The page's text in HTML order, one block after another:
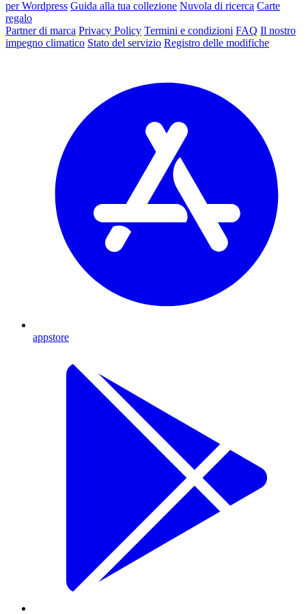
per Wordpress Guida alla tua collezione Nuvola di ricerca Carte
regalo
Partner di marca Privacy Policy Termini e condizioni FAQ Il nostro
impegno climatico Stato del servizio Registro delle modifiche
appstore